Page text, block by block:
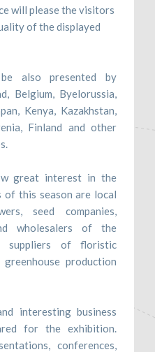
will please the visitors
of the displayed
also presented by
Belgium, Byelorussia,
Kenya, Kazakhstan,
Finland and other
great interest in the
this season are local
seed companies,
wholesalers of the
suppliers of floristic
production
interesting business
for the exhibition.
conferences,